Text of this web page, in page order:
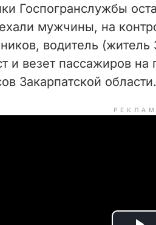
Госпогранслужбы
мужчины, на
водитель
и везет пассажиров
Закарпатской области.